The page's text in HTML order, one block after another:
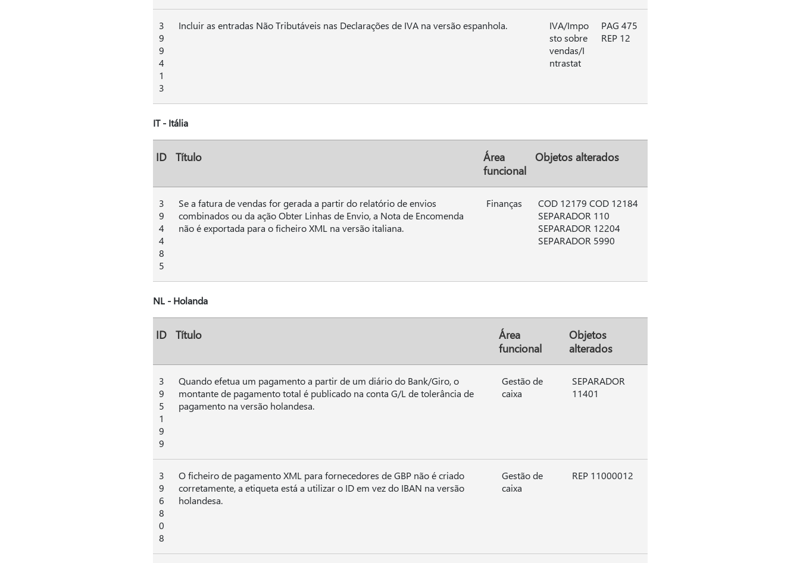
3
9
9
4
1
3
Incluir as entradas Não Tributáveis nas Declarações de IVA na versão espanhola.
IVA/Impo
sto sobre
vendas/I
ntrastat
PAG 475
REP 12
IT - Itália
ID Título
Área
funcional
Objetos alterados
3
9
4
4
8
5
Se a fatura de vendas for gerada a partir do relatório de envios
combinados ou da ação Obter Linhas de Envio, a Nota de Encomenda
não é exportada para o ficheiro XML na versão italiana.
Finanças
COD 12179 COD 12184
SEPARADOR 110
SEPARADOR 12204
SEPARADOR 5990
NL - Holanda
ID Título
Área
funcional
Objetos
alterados
3
9
5
1
9
9
Quando efetua um pagamento a partir de um diário do Bank/Giro, o
montante de pagamento total é publicado na conta G/L de tolerância de
pagamento na versão holandesa.
Gestão de
caixa
SEPARADOR
11401
3
9
6
8
0
8
O ficheiro de pagamento XML para fornecedores de GBP não é criado
corretamente, a etiqueta está a utilizar o ID em vez do IBAN na versão
holandesa.
Gestão de
caixa
REP 11000012